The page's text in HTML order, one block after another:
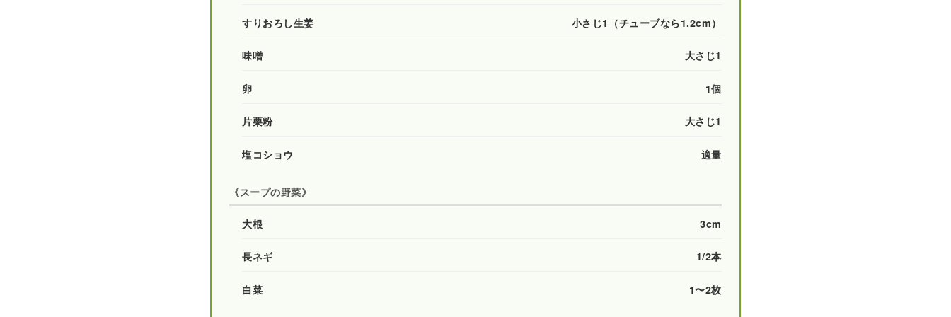
すりおろし生姜 小さじ1（チューブなら1.2cm）
味噌 大さじ1
卵 1個
片栗粉 大さじ1
塩コショウ 適量
《スープの野菜》
大根 3cm
長ネギ 1/2本
白菜 1〜2枚